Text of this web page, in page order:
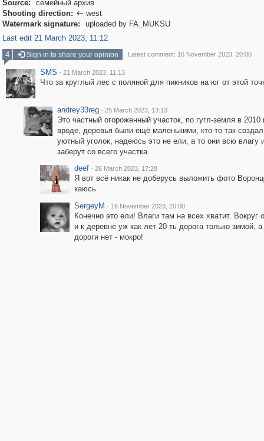
Source:
семейный архив
Shooting direction:  west
Watermark signature:
uploaded by FA_MUKSU
Last edit 21 March 2023, 11:12
4
Sign in to share your opinion Latest comment: 16 November 2023, 20:00
SMS · 21 March 2023, 11:13
Что за круглый лес с поляной для пикников на юг от этой
andrey33reg · 25 March 2023, 13:13
Это частный огороженный участок, по гугл-земля в 2010
вроде, деревья были ещё маленькими, кто-то так
уютный уголок, надеюсь это не ели, а то они всю влагу
заберут со всего участка.
deef · 26 March 2023, 17:28
Я вот всё никак не доберусь выложить фото
каюсь.
SergeyM · 16 November 2023, 20:00
Конечно это ели! Влаги там на всех хватит. Вокруг
и к деревне уж как лет 20-ть дорога только зимой,
дороги нет - мокро!